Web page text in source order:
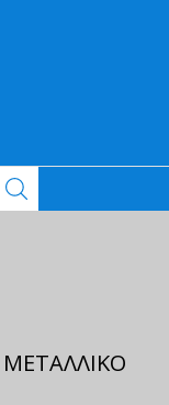
ΜΕΤΑΛΛΙΚΟ